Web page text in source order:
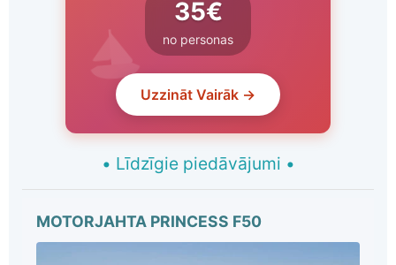
35€
no personas
Uzzināt Vairāk →
• Līdzīgie piedāvājumi •
MOTORJAHTA PRINCESS F50